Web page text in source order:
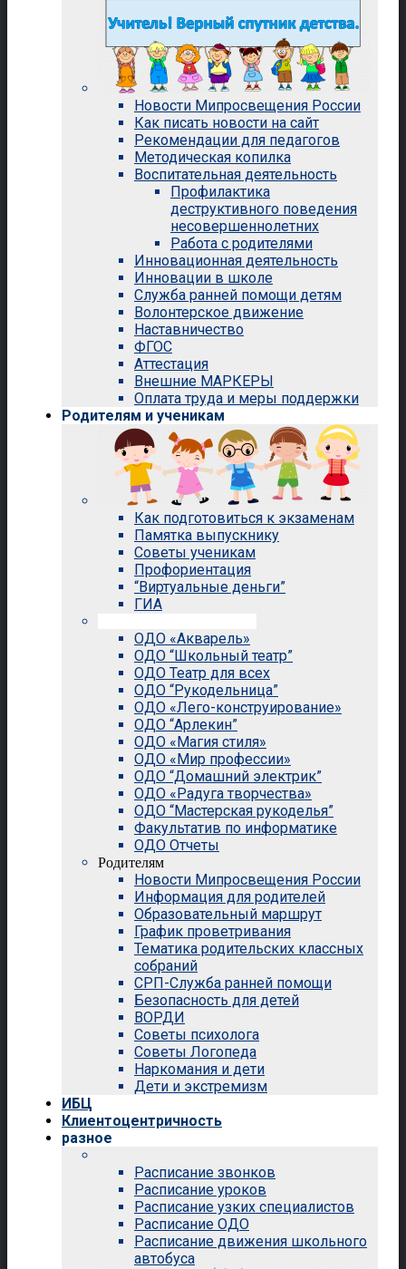
Новости Мипросвещения России
Как писать новости на сайт
Рекомендации для педагогов
Методическая копилка
Воспитательная деятельность
Профилактика
деструктивного поведения
несовершеннолетних
Работа с родителями
Инновационная деятельность
Инновации в школе
Служба ранней помощи детям
Волонтерское движение
Наставничество
ФГОС
Аттестация
Внешние МАРКЕРЫ
Оплата труда и меры поддержки
Родителям и ученикам
Как подготовиться к экзаменам
Памятка выпускнику
Советы ученикам
Профориентация
“Виртуальные деньги”
ГИА
ОДО «Акварель»
ОДО “Школьный театр”
ОДО Театр для всех
ОДО “Рукодельница”
ОДО «Лего-конструирование»
ОДО “Арлекин”
ОДО «Магия стиля»
ОДО «Мир профессии»
ОДО “Домашний электрик”
ОДО «Радуга творчества»
ОДО “Мастерская рукоделья”
Факультатив по информатике
ОДО Отчеты
Родителям
Новости Мипросвещения России
Информация для родителей
Образовательный маршрут
График проветривания
Тематика родительских классных
собраний
СРП-Служба ранней помощи
Безопасность для детей
ВОРДИ
Советы психолога
Советы Логопеда
Наркомания и дети
Дети и экстремизм
ИБЦ
Клиентоцентричность
разное
Расписание звонков
Расписание уроков
Расписание узких специалистов
Расписание ОДО
Расписание движения школьного
автобуса